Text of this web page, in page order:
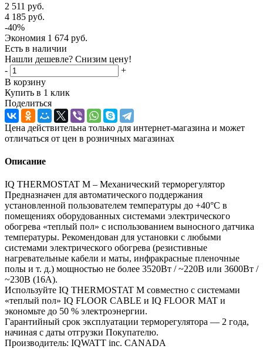
2 511 руб.
4 185 руб.
-40%
Экономия 1 674 руб.
Есть в наличии
Нашли дешевле? Снизим цену!
-
+
В корзину
Купить в 1 клик
Поделиться
Цена действительна только для интернет-магазина и может
отличаться от цен в розничных магазинах
Описание
IQ THERMOSTAT M – Механический терморегулятор
Предназначен для автоматического поддержания
установленной пользователем температуры до +40°С в
помещениях оборудованных системами электрического
обогрева «теплый пол» с использованием выносного датчика
температуры. Рекомендован для установки с любыми
системами электрического обогрева (резистивные
нагревательные кабели и маты, инфракрасные пленочные
полы и т. д.) мощностью не более 3520Вт / ~220В или 3600Вт /
~230В (16А).
Используйте IQ THERMOSTAT M совместно с системами
«теплый пол» IQ FLOOR CABLE и IQ FLOOR MAT и
экономьте до 50 % электроэнергии.
Гарантийный срок эксплуатации терморегулятора — 2 года,
начиная с даты отгрузки Покупателю.
Производитель: IQWATT inc. CANADA